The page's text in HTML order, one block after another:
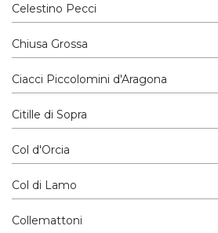
Celestino Pecci
Chiusa Grossa
Ciacci Piccolomini d'Aragona
Citille di Sopra
Col d'Orcia
Col di Lamo
Collemattoni